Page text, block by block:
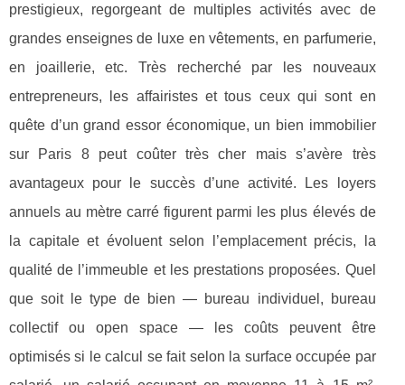
prestigieux, regorgeant de multiples activités avec de
grandes enseignes de luxe en vêtements, en parfumerie,
en joaillerie, etc. Très recherché par les nouveaux
entrepreneurs, les affairistes et tous ceux qui sont en
quête d’un grand essor économique, un bien immobilier
sur Paris 8 peut coûter très cher mais s’avère très
avantageux pour le succès d’une activité. Les loyers
annuels au mètre carré figurent parmi les plus élevés de
la capitale et évoluent selon l’emplacement précis, la
qualité de l’immeuble et les prestations proposées. Quel
que soit le type de bien — bureau individuel, bureau
collectif ou open space — les coûts peuvent être
optimisés si le calcul se fait selon la surface occupée par